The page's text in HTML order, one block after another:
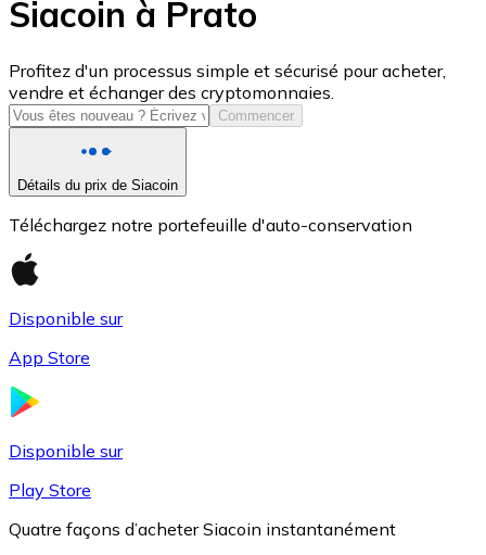
USD Coin
USDC
Siacoin à Prato
Profitez d'un processus simple et sécurisé pour acheter,
vendre et échanger des cryptomonnaies.
Commencer
Détails du prix de Siacoin
Téléchargez notre portefeuille d'auto-conservation
Disponible sur
App Store
Disponible sur
Play Store
Quatre façons d’acheter Siacoin instantanément